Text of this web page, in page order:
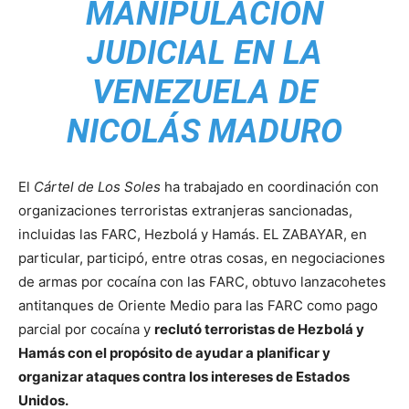
MANIPULACIÓN
JUDICIAL EN LA
VENEZUELA DE
NICOLÁS MADURO
El Cártel de Los Soles ha trabajado en coordinación con
organizaciones terroristas extranjeras sancionadas,
incluidas las FARC, Hezbolá y Hamás. EL ZABAYAR, en
particular, participó, entre otras cosas, en negociaciones
de armas por cocaína con las FARC, obtuvo lanzacohetes
antitanques de Oriente Medio para las FARC como pago
parcial por cocaína y reclutó terroristas de Hezbolá y
Hamás con el propósito de ayudar a planificar y
organizar ataques contra los intereses de Estados
Unidos.